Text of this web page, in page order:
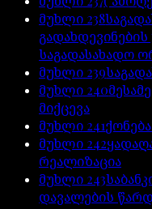
მუხლი 238
საგადასახადო
მუხლი 239
მუხლი 240
მიქცევა
მუხლი 241
მუხლი 242
რეალიზაცია
მუხლი 243
დავალების